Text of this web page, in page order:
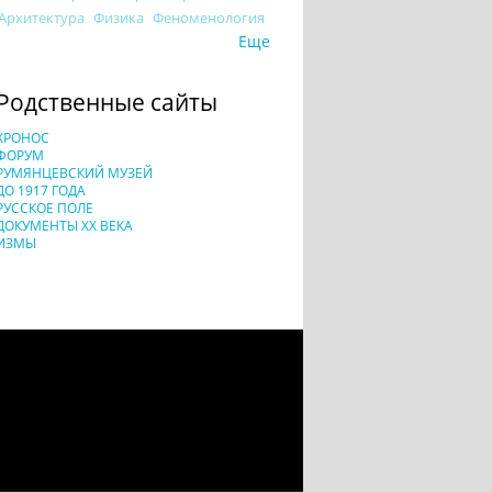
Физика Феноменология
Еще
сайты
МУЗЕЙ
1917 ГОДА
ПОЛЕ
XX ВЕКА